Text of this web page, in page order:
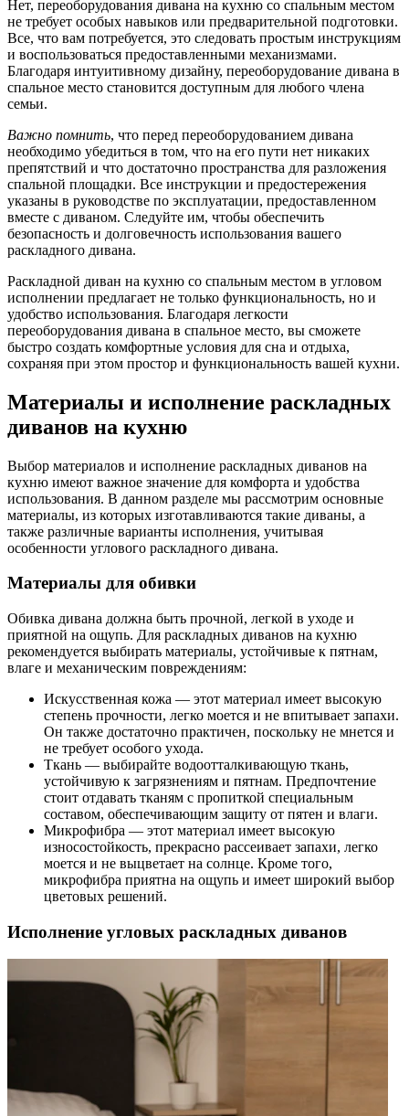
Нет, переоборудования дивана на кухню со спальным местом
не требует особых навыков или предварительной подготовки.
Все, что вам потребуется, это следовать простым инструкциям
и воспользоваться предоставленными механизмами.
Благодаря интуитивному дизайну, переоборудование дивана в
спальное место становится доступным для любого члена
семьи.
Важно помнить, что перед переоборудованием дивана
необходимо убедиться в том, что на его пути нет никаких
препятствий и что достаточно пространства для разложения
спальной площадки. Все инструкции и предостережения
указаны в руководстве по эксплуатации, предоставленном
вместе с диваном. Следуйте им, чтобы обеспечить
безопасность и долговечность использования вашего
раскладного дивана.
Раскладной диван на кухню со спальным местом в угловом
исполнении предлагает не только функциональность, но и
удобство использования. Благодаря легкости
переоборудования дивана в спальное место, вы сможете
быстро создать комфортные условия для сна и отдыха,
сохраняя при этом простор и функциональность вашей кухни.
Материалы и исполнение раскладных
диванов на кухню
Выбор материалов и исполнение раскладных диванов на
кухню имеют важное значение для комфорта и удобства
использования. В данном разделе мы рассмотрим основные
материалы, из которых изготавливаются такие диваны, а
также различные варианты исполнения, учитывая
особенности углового раскладного дивана.
Материалы для обивки
Обивка дивана должна быть прочной, легкой в уходе и
приятной на ощупь. Для раскладных диванов на кухню
рекомендуется выбирать материалы, устойчивые к пятнам,
влаге и механическим повреждениям:
Искусственная кожа — этот материал имеет высокую
степень прочности, легко моется и не впитывает запахи.
Он также достаточно практичен, поскольку не мнется и
не требует особого ухода.
Ткань — выбирайте водоотталкивающую ткань,
устойчивую к загрязнениям и пятнам. Предпочтение
стоит отдавать тканям с пропиткой специальным
составом, обеспечивающим защиту от пятен и влаги.
Микрофибра — этот материал имеет высокую
износостойкость, прекрасно рассеивает запахи, легко
моется и не выцветает на солнце. Кроме того,
микрофибра приятна на ощупь и имеет широкий выбор
цветовых решений.
Исполнение угловых раскладных диванов